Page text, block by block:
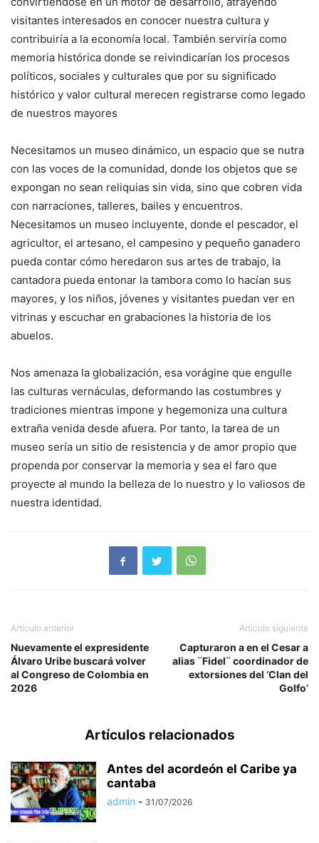
visitantes interesados en conocer nuestra cultura y
contribuiría a la economía local. También serviría como
memoria histórica donde se reivindicarían los procesos
políticos, sociales y culturales que por su significado
histórico y valor cultural merecen registrarse como legado
de nuestros mayores
Necesitamos un museo dinámico, un espacio que se nutra
con las voces de la comunidad, donde los objetos que se
expongan no sean reliquias sin vida, sino que cobren vida
con narraciones, talleres, bailes y encuentros.
Necesitamos un museo incluyente, donde el pescador, el
agricultor, el artesano, el campesino y pequeño ganadero
pueda contar cómo heredaron sus artes de trabajo, la
cantadora pueda entonar la tambora como lo hacían sus
mayores, y los niños, jóvenes y visitantes puedan ver en
vitrinas y escuchar en grabaciones la historia de los
abuelos.
Nos amenaza la globalización, esa vorágine que engulle
las culturas vernáculas, deformando las costumbres y
tradiciones mientras impone y hegemoniza una cultura
extraña venida desde afuera. Por tanto, la tarea de un
museo sería un sitio de resistencia y de amor propio que
propenda por conservar la memoria y sea el faro que
proyecte al mundo la belleza de lo nuestro y lo valiosos de
nuestra identidad.
Artículo anterior
Nuevamente el expresidente
Álvaro Uribe buscará volver
al Congreso de Colombia en
2026
Artículo siguiente
Capturaron a en el Cesar a
alias ¨Fidel¨ coordinador de
extorsiones del ‘Clan del
Golfo’
Artículos relacionados
Antes del acordeón el Caribe ya
cantaba
admin - 31/07/2026